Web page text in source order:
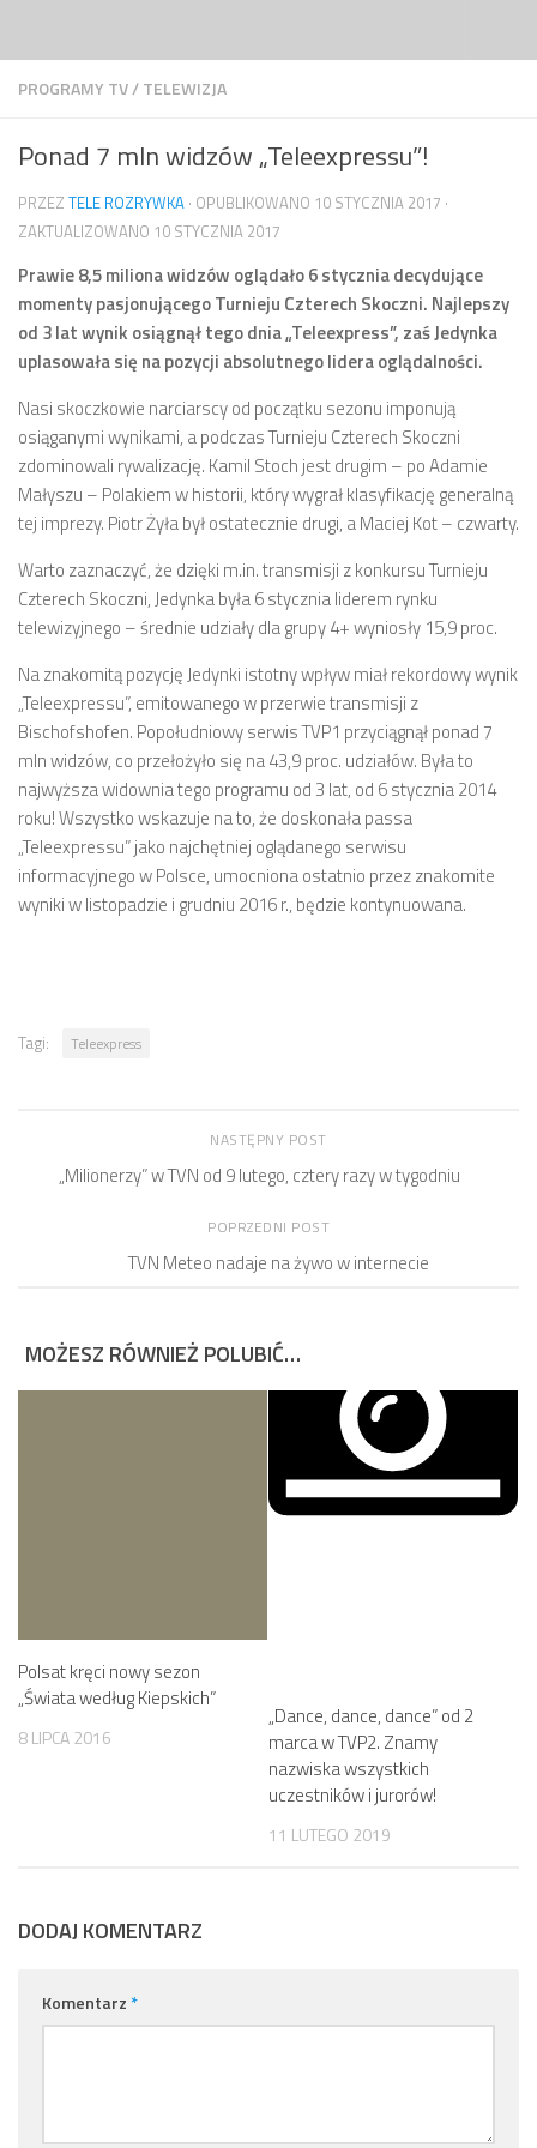
PROGRAMY TV/TELEWIZJA
Ponad 7 mln widzów „Teleexpressu”!
PRZEZ TELE ROZRYWKA · OPUBLIKOWANO 10 STYCZNIA 2017 ·
ZAKTUALIZOWANO 10 STYCZNIA 2017
Prawie 8,5 miliona widzów oglądało 6 stycznia decydujące
momenty pasjonującego Turnieju Czterech Skoczni. Najlepszy
od 3 lat wynik osiągnął tego dnia „Teleexpress”, zaś Jedynka
uplasowała się na pozycji absolutnego lidera oglądalności.
Nasi skoczkowie narciarscy od początku sezonu imponują
osiąganymi wynikami, a podczas Turnieju Czterech Skoczni
zdominowali rywalizację. Kamil Stoch jest drugim – po Adamie
Małyszu – Polakiem w historii, który wygrał klasyfikację generalną
tej imprezy. Piotr Żyła był ostatecznie drugi, a Maciej Kot – czwarty.
Warto zaznaczyć, że dzięki m.in. transmisji z konkursu Turnieju
Czterech Skoczni, Jedynka była 6 stycznia liderem rynku
telewizyjnego – średnie udziały dla grupy 4+ wyniosły 15,9 proc.
Na znakomitą pozycję Jedynki istotny wpływ miał rekordowy wynik
„Teleexpressu”, emitowanego w przerwie transmisji z
Bischofshofen. Popołudniowy serwis TVP1 przyciągnął ponad 7
mln widzów, co przełożyło się na 43,9 proc. udziałów. Była to
najwyższa widownia tego programu od 3 lat, od 6 stycznia 2014
roku! Wszystko wskazuje na to, że doskonała passa
„Teleexpressu” jako najchętniej oglądanego serwisu
informacyjnego w Polsce, umocniona ostatnio przez znakomite
wyniki w listopadzie i grudniu 2016 r., będzie kontynuowana.
Tagi: Teleexpress
NASTĘPNY POST
„Milionerzy” w TVN od 9 lutego, cztery razy w tygodniu
POPRZEDNI POST
TVN Meteo nadaje na żywo w internecie
MOŻESZ RÓWNIEŻ POLUBIĆ…
Polsat kręci nowy sezon
„Świata według Kiepskich”
8 LIPCA 2016
„Dance, dance, dance” od 2
marca w TVP2. Znamy
nazwiska wszystkich
uczestników i jurorów!
11 LUTEGO 2019
DODAJ KOMENTARZ
Komentarz*